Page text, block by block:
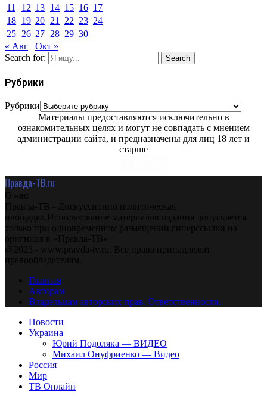
11
12 13 14 15 16 17
18 19 20 21 22 23 24
25 26 27 28 29 30
« Авг
Окт »
Search for:
Search
Рубрики
Рубрики
Материалы предоставляются исключительно в
ознакомительных целях и могут не совпадать с мнением
администрации сайта, и предназначены для лиц 18 лет и
старше
Правда-ТВ.ru
О нас
Правда-ТВ - Дискуссионно политическая
площадка.Использование материалов издания допускается
только при одновременном размещении гиперссылки на
оригинал в «Правда-ТВ»
@2023 - www.pravda-tv.ru. Все права принадлежат
правообладателям.
Главная
Авторам
Владельцам авторских прав. Ответственности.
Новости
Украина
Юрий Подоляка — ВИДЕО
Михаил Онуфриенко — Видео
Россия
Мир
ТВ Онлайн